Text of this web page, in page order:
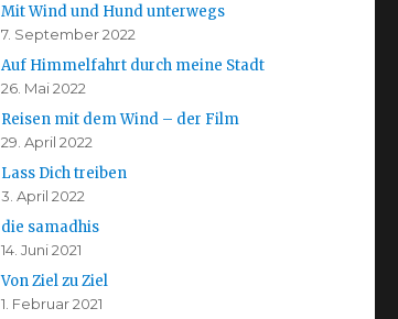
Mit Wind und Hund unterwegs
7. September 2022
Auf Himmelfahrt durch meine Stadt
26. Mai 2022
Reisen mit dem Wind – der Film
29. April 2022
Lass Dich treiben
3. April 2022
die samadhis
14. Juni 2021
Von Ziel zu Ziel
1. Februar 2021